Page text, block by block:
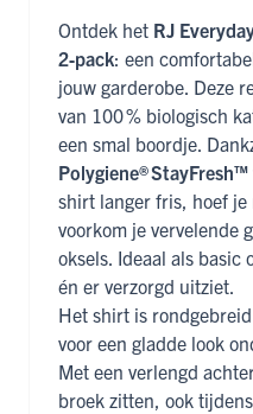
Ontdek het RJ
2‑pack: een
jouw garderobe. Deze
van 100 % biologisch
een smal boordje.
Polygiene®
shirt langer fris, hoef je
voorkom je vervelende
oksels. Ideaal als
én er verzorgd uitziet.
Het shirt is
voor een gladde look
Met een verlengd
broek zitten, ook